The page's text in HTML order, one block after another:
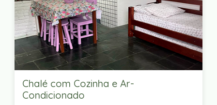
Chalé com Cozinha e Ar-
Condicionado